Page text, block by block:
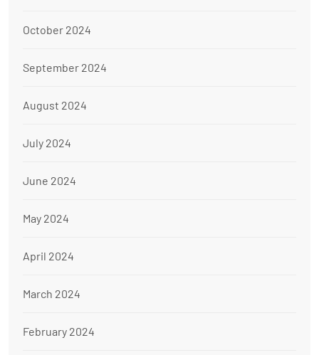
October 2024
September 2024
August 2024
July 2024
June 2024
May 2024
April 2024
March 2024
February 2024